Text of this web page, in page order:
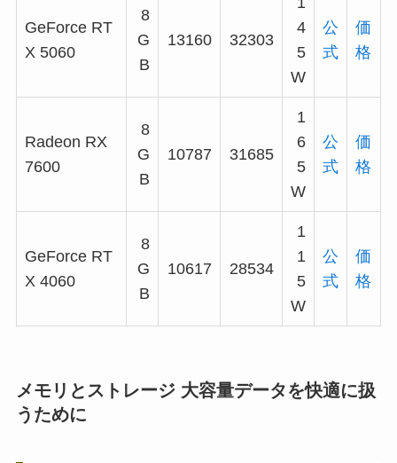
GeForce RT
X 5060
8
G
B
13160 32303
4
5
W
公
式
価
格
Radeon RX
7600
8
G
B
10787 31685
1
6
5
W
公
式
価
格
GeForce RT
X 4060
8
G
B
10617 28534
1
1
5
W
公
式
価
格
メモリとストレージ 大容量データを快適に扱
うために